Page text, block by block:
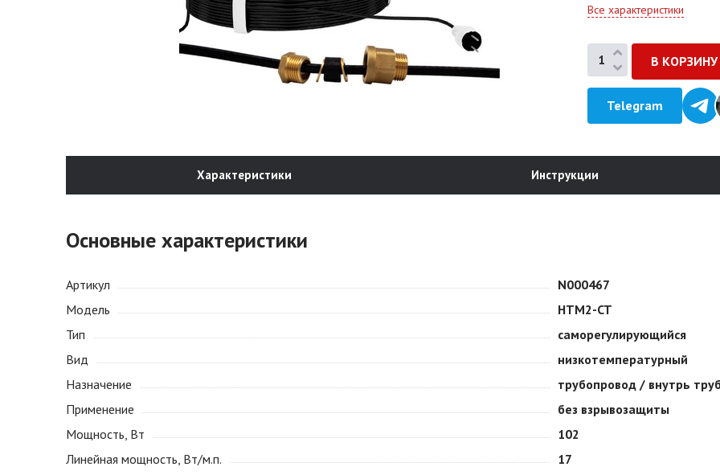
Все характеристики
Telegram
Характеристики Инструкции
Основные характеристики
Артикул
N000467
Модель
HTM2-CT
Тип
саморегулирующийся
Вид
низкотемпературный
Назначение
трубопровод / внутрь
Применение
без взрывозащиты
Мощность, Вт
102
Линейная мощность, Вт/м.п.
17